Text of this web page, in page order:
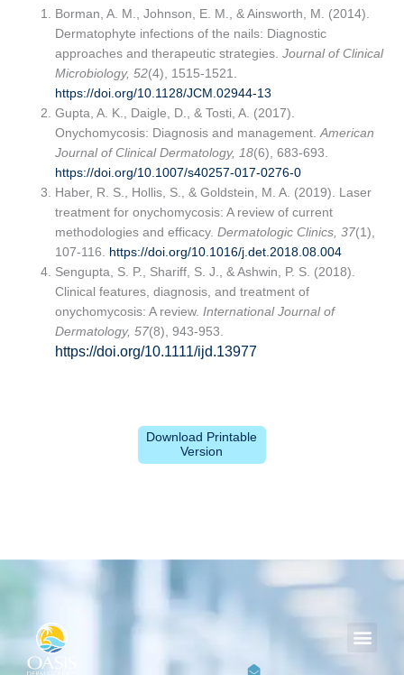
Borman, A. M., Johnson, E. M., & Ainsworth, M. (2014).
Dermatophyte infections of the nails: Diagnostic
approaches and therapeutic strategies.Journal of Clinical
Microbiology, 52(4), 1515-1521.
https://doi.org/10.1128/JCM.02944-13
Gupta, A. K., Daigle, D., & Tosti, A. (2017).
Onychomycosis: Diagnosis and management.American
Journal of Clinical Dermatology, 18(6), 683-693.
https://doi.org/10.1007/s40257-017-0276-0
Haber, R. S., Hollis, S., & Goldstein, M. A. (2019). Laser
treatment for onychomycosis: A review of current
methodologies and efficacy.Dermatologic Clinics, 37(1),
107-116.
https://doi.org/10.1016/j.det.2018.08.004
Sengupta, S. P., Shariff, S. J., & Ashwin, P. S. (2018).
Clinical features, diagnosis, and treatment of
onychomycosis: A review. International Journal of
Dermatology, 57(8), 943-953.
https://doi.org/10.1111/ijd.13977
Download Printable
Version